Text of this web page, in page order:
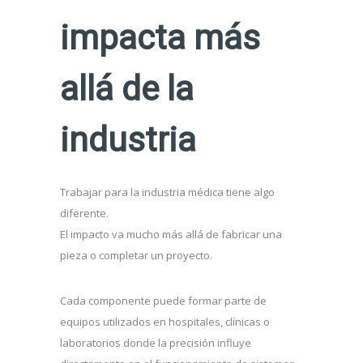
impacta más
allá de la
industria
Trabajar para la industria médica tiene algo
diferente.
El impacto va mucho más allá de fabricar una
pieza o completar un proyecto.
Cada componente puede formar parte de
equipos utilizados en hospitales, clínicas o
laboratorios donde la precisión influye